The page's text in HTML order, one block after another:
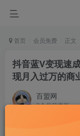
首页 会员免费 正文
抖音蓝V变现速
现月入过万的商
百盟网
9个月前更新